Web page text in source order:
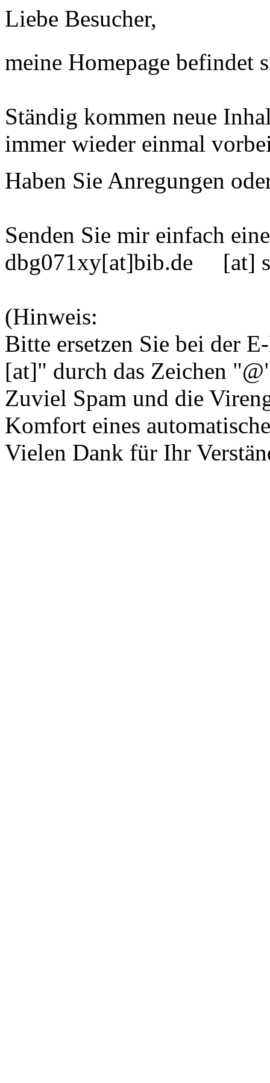
Liebe Besucher,
meine Homepage
Ständig kommen neue
immer wieder einmal
Haben Sie Anregungen
Senden Sie mir einfach
dbg071xy[at]bib.de [at]
(Hinweis:
Bitte ersetzen Sie bei der
[at]" durch das Zeichen
Zuviel Spam und die
Komfort eines
Vielen Dank für Ihr